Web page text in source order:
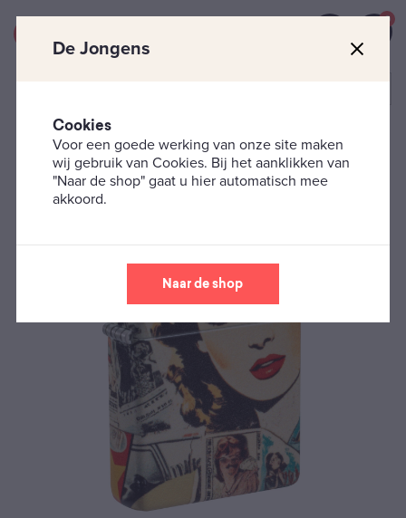
0
Zippo's Zippo Design Zippo ‘Vintage Collage’
De Jongens
Cookies
Voor een goede werking van onze site maken
wij gebruik van Cookies. Bij het aanklikken van
"Naar de shop" gaat u hier automatisch mee
akkoord.
Naar de shop